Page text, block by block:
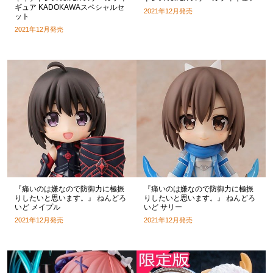
ギュア KADOKAWAスペシャルセ
ット
2021年12月発売
2021年12月発売
『痛いのは嫌なので防御力に極振
りしたいと思います。』 ねんどろ
いど メイプル
2021年12月発売
『痛いのは嫌なので防御力に極振
りしたいと思います。』 ねんどろ
いど サリー
2021年12月発売